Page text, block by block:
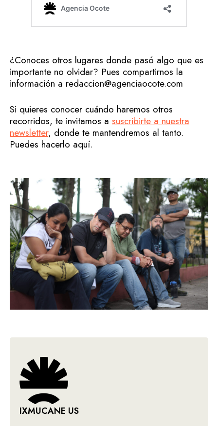
¿Conoces otros lugares donde pasó algo que es
importante no olvidar? Pues compartirnos la
información a redaccion@agenciaocote.com
Si quieres conocer cuándo haremos otros
recorridos, te invitamos a suscribirte a nuestra
newsletter, donde te mantendremos al tanto.
Puedes hacerlo aquí.
IXMUCANE US